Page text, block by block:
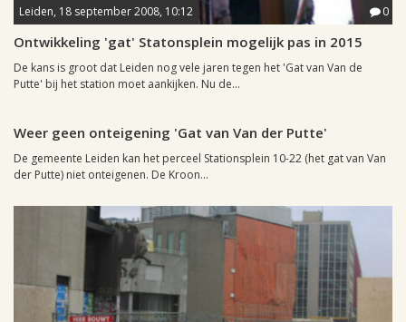
Leiden, 18 september 2008, 10:12 0
Ontwikkeling 'gat' Statonsplein mogelijk pas in 2015
De kans is groot dat Leiden nog vele jaren tegen het 'Gat van Van de
Putte' bij het station moet aankijken. Nu de...
Weer geen onteigening 'Gat van Van der Putte'
De gemeente Leiden kan het perceel Stationsplein 10-22 (het gat van Van
der Putte) niet onteigenen. De Kroon...